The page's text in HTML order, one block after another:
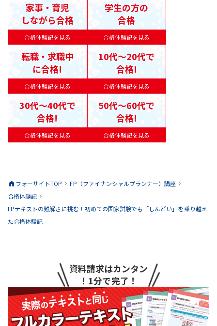
合格体験記を見る
家事・育児
しながら合格
合格体験記を見る
学生の方の
合格
合格体験記を見る
転職・求職中
に合格!
合格体験記を見る
10代〜20代で
合格!
合格体験記を見る
30代〜40代で
合格!
合格体験記を見る
50代〜60代で
合格!
フォーサイトTOP FP（ファイナンシャルプランナー）講座
合格体験記
FPテキストの難解さに挑む！初めての国家試験でも「しんどい」を乗り越え
た合格体験記
資料請求はカンタン
！1分で完了！